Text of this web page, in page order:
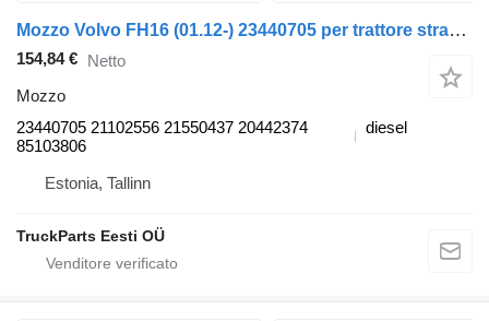
Mozzo Volvo FH16 (01.12-) 23440705 per trattore stradale Volvo FH12, FH16, NH12, FH, VNL780 (1993-2014)
154,84 € Netto
Mozzo
23440705 21102556 21550437 20442374
85103806
diesel
Estonia, Tallinn
TruckParts Eesti OÜ